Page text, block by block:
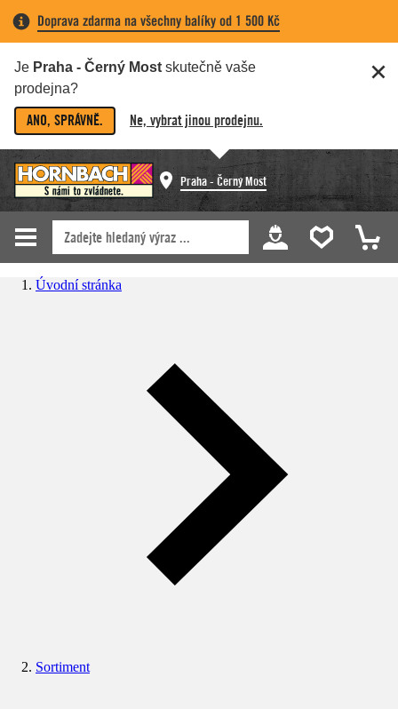
Doprava zdarma na všechny balíky od 1 500 Kč
Je Praha - Černý Most skutečně vaše
prodejna?
ANO, SPRÁVNĚ. Ne, vybrat jinou prodejnu.
Praha - Černý Most
Úvodní stránka
Sortiment